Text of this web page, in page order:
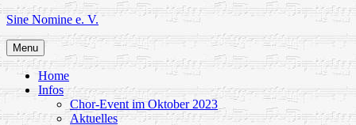
Skip
to
content
Sine Nomine e. V.
Menu
Home
Infos
Chor-Event im Oktober 2023
Aktuelles